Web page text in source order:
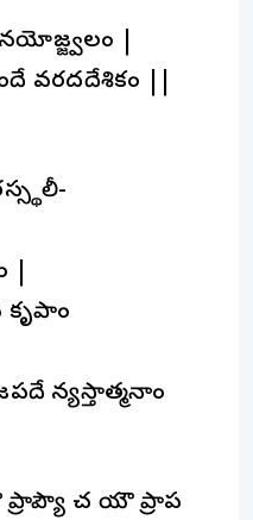
|
వరదదేశికం ||
|
న్యస్తాత్మనాం
చ యౌ ప్రాపకౌ